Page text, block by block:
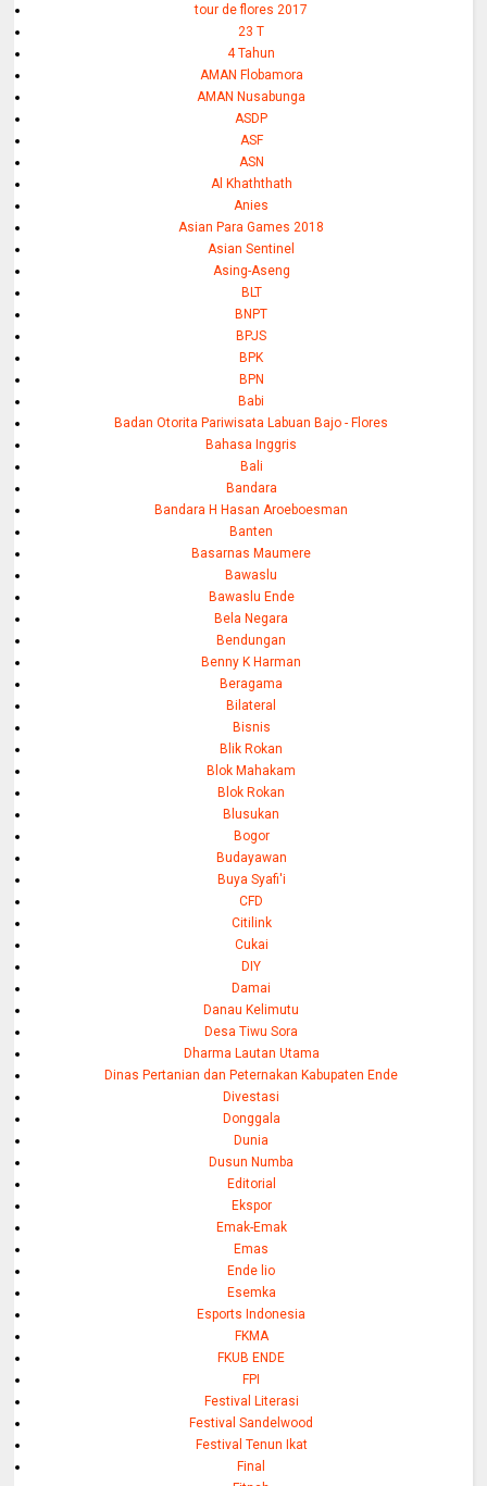
tour de flores 2017
23 T
4 Tahun
AMAN Flobamora
AMAN Nusabunga
ASDP
ASF
ASN
Al Khaththath
Anies
Asian Para Games 2018
Asian Sentinel
Asing-Aseng
BLT
BNPT
BPJS
BPK
BPN
Babi
Badan Otorita Pariwisata Labuan Bajo - Flores
Bahasa Inggris
Bali
Bandara
Bandara H Hasan Aroeboesman
Banten
Basarnas Maumere
Bawaslu
Bawaslu Ende
Bela Negara
Bendungan
Benny K Harman
Beragama
Bilateral
Bisnis
Blik Rokan
Blok Mahakam
Blok Rokan
Blusukan
Bogor
Budayawan
Buya Syafi'i
CFD
Citilink
Cukai
DIY
Damai
Danau Kelimutu
Desa Tiwu Sora
Dharma Lautan Utama
Dinas Pertanian dan Peternakan Kabupaten Ende
Divestasi
Donggala
Dunia
Dusun Numba
Editorial
Ekspor
Emak-Emak
Emas
Ende lio
Esemka
Esports Indonesia
FKMA
FKUB ENDE
FPI
Festival Literasi
Festival Sandelwood
Festival Tenun Ikat
Final